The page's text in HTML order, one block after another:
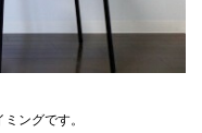
ングです。